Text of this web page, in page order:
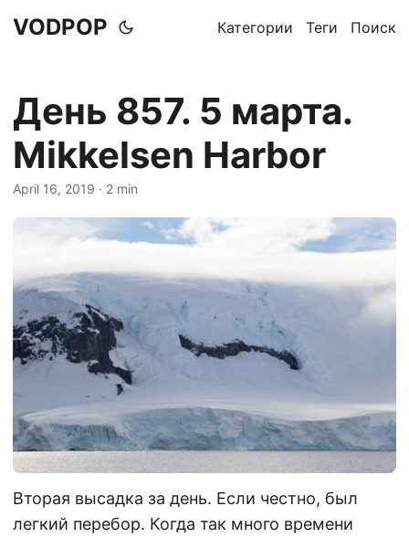
VODPOP Категории Теги Поиск
День 857. 5 марта.
Mikkelsen Harbor
April 16, 2019 · 2 min
Вторая высадка за день. Если честно, был
легкий перебор. Когда так много времени